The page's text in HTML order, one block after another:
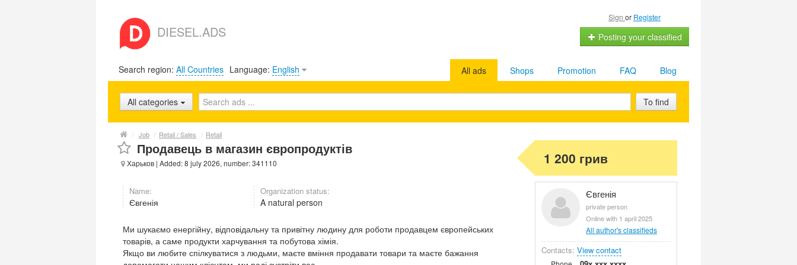
DIESEL.ADS
Sign or Register
Posting your classified
Search region: All Countries Language: English Blog
FAQ
Promotion
Shops
All ads
All categories To find
/ Job / Retail / Sales / Retail
Продавець в магазин європродуктів
Харьков | Added: 8 july 2026, number: 341110
Name:
Євгенія
Organization status:
A natural person
Ми шукаємо енергійну, відповідальну та привітну людину для роботи продавцем європейських
товарів, а саме продукти харчування та побутова хімія.
Якщо ви любите спілкуватися з людьми, маєте вміння продавати товари та маєте бажання
1 200 грив
Євгенія
private person
Online with 1 april 2025
All author's classifieds
Contacts: View contact